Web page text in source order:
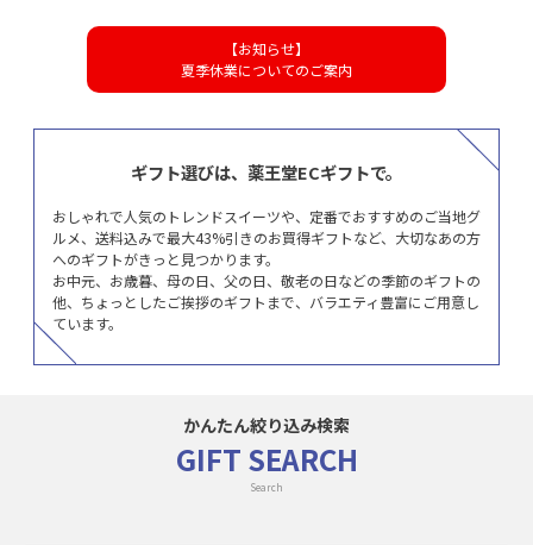
【お知らせ】
夏季休業についてのご案内
ギフト選びは、薬王堂ECギフトで。
おしゃれで人気のトレンドスイーツや、定番でおすすめのご当地グ
ルメ、送料込みで最大43%引きのお買得ギフトなど、大切なあの方
へのギフトがきっと見つかります。
お中元、お歳暮、母の日、父の日、敬老の日などの季節のギフトの
他、ちょっとしたご挨拶のギフトまで、バラエティ豊富にご用意し
ています。
かんたん絞り込み検索
GIFT SEARCH
Search